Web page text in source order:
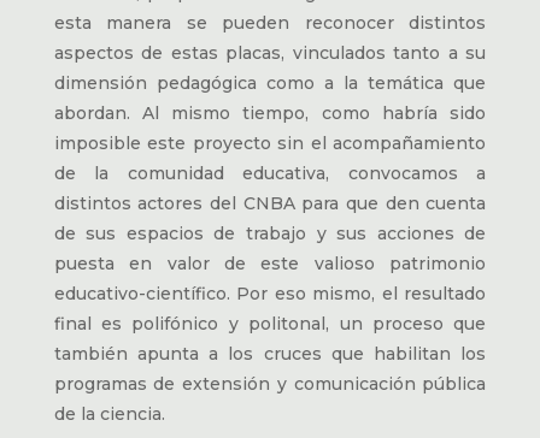
esta manera se pueden reconocer distintos
aspectos de estas placas, vinculados tanto a su
dimensión pedagógica como a la temática que
abordan. Al mismo tiempo, como habría sido
imposible este proyecto sin el acompañamiento
de la comunidad educativa, convocamos a
distintos actores del CNBA para que den cuenta
de sus espacios de trabajo y sus acciones de
puesta en valor de este valioso patrimonio
educativo-científico. Por eso mismo, el resultado
final es polifónico y politonal, un proceso que
también apunta a los cruces que habilitan los
programas de extensión y comunicación pública
de la ciencia.